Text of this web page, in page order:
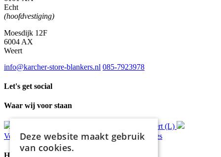
Echt
(hoofdvestiging)
Moesdijk 12F
6004 AX
Weert
info@karcher-store-blankers.nl 085-7923978
Let's get social
Waar wij voor staan
Ophalen in Echt of Weert (L)
Verzondenbinnen 48 uur* Persoonlijk advies
Handige Links
Deze website maakt gebruik
van cookies.